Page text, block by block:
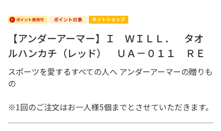
【アンダーアーマー】Ｉ ＷＩＬＬ． タオ
ルハンカチ（レッド） ＵＡ－０１１ ＲＥ
スポーツを愛するすべての人へ アンダーアーマーの贈りも
の
※1回のご注文はお一人様5個までとさせていただきます。